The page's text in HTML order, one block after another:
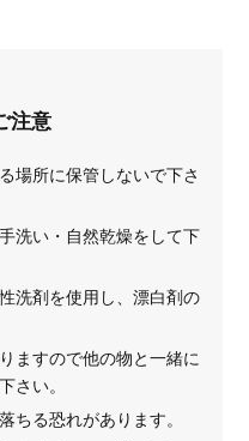
注意
場所に保管しないで下さ
洗い・自然乾燥をして下
洗剤を使用し、漂白剤の
ますので他の物と一緒に
さい。
ちる恐れがあります。